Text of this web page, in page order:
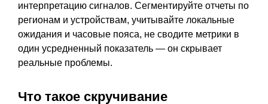
интерпретацию сигналов. Сегментируйте отчеты по
регионам и устройствам, учитывайте локальные
ожидания и часовые пояса, не сводите метрики в
один усредненный показатель — он скрывает
реальные проблемы.
Что такое скручивание